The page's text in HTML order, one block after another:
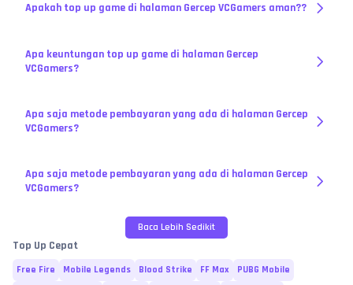
Apakah top up game di halaman Gercep VCGamers aman??
Apa keuntungan top up game di halaman Gercep
VCGamers?
Apa saja metode pembayaran yang ada di halaman Gercep
VCGamers?
Apa saja metode pembayaran yang ada di halaman Gercep
VCGamers?
Baca Lebih Sedikit
Top Up Cepat
Free Fire Mobile Legends Blood Strike FF Max
PUBG Mobile